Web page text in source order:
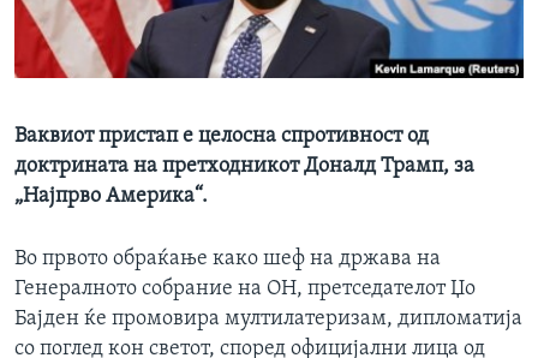
ИНТЕРВЈУА
Јазици
Ваквиот пристап е целосна спротивност од
доктрината на претходникот Доналд Трамп, за
„Најпрво Америка“.
Во првото обраќање како шеф на држава на
Генералното собрание на ОН, претседателот Џо
Бајден ќе промовира мултилатеризам, дипломатија
со поглед кон светот, според официјални лица од